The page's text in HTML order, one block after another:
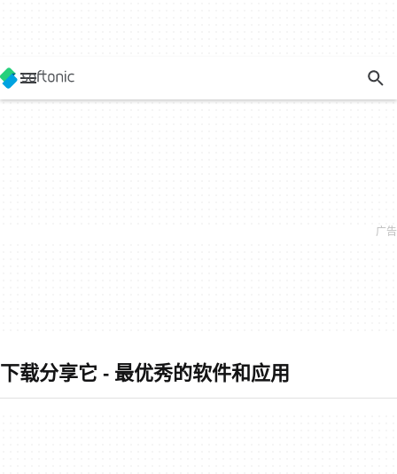
下载分享它 - 最优秀的软件和应用